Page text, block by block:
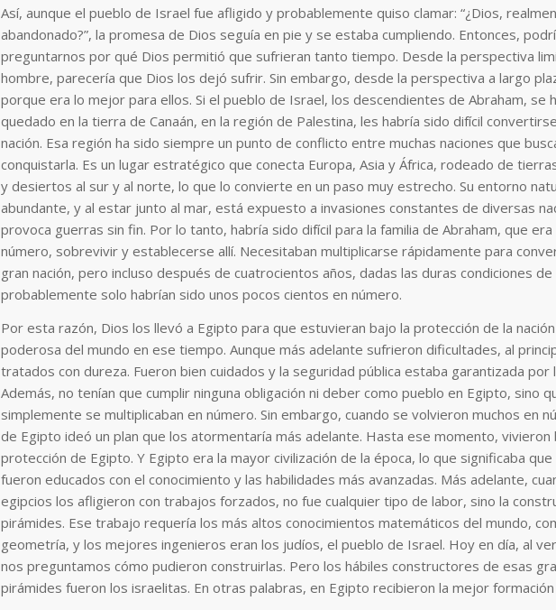
Así, aunque el pueblo de Israel fue afligido y probablemente quiso clamar: “¿Dios,
abandonado?”, la promesa de Dios seguía en pie y se estaba cumpliendo. Entonces,
preguntarnos por qué Dios permitió que sufrieran tanto tiempo. Desde la perspectiva
hombre, parecería que Dios los dejó sufrir. Sin embargo, desde la perspectiva a largo
porque era lo mejor para ellos. Si el pueblo de Israel, los descendientes de Abraham, se
quedado en la tierra de Canaán, en la región de Palestina, les habría sido difícil
nación. Esa región ha sido siempre un punto de conflicto entre muchas naciones que
conquistarla. Es un lugar estratégico que conecta Europa, Asia y África, rodeado de
y desiertos al sur y al norte, lo que lo convierte en un paso muy estrecho. Su entorno
abundante, y al estar junto al mar, está expuesto a invasiones constantes de diversas
provoca guerras sin fin. Por lo tanto, habría sido difícil para la familia de Abraham, que
número, sobrevivir y establecerse allí. Necesitaban multiplicarse rápidamente para
gran nación, pero incluso después de cuatrocientos años, dadas las duras condiciones de
probablemente solo habrían sido unos pocos cientos en número.
Por esta razón, Dios los llevó a Egipto para que estuvieran bajo la protección de la
poderosa del mundo en ese tiempo. Aunque más adelante sufrieron dificultades, al
tratados con dureza. Fueron bien cuidados y la seguridad pública estaba garantizada por
Además, no tenían que cumplir ninguna obligación ni deber como pueblo en Egipto, sino
simplemente se multiplicaban en número. Sin embargo, cuando se volvieron muchos en
de Egipto ideó un plan que los atormentaría más adelante. Hasta ese momento, vivieron
protección de Egipto. Y Egipto era la mayor civilización de la época, lo que significaba
fueron educados con el conocimiento y las habilidades más avanzadas. Más adelante,
egipcios los afligieron con trabajos forzados, no fue cualquier tipo de labor, sino la
pirámides. Ese trabajo requería los más altos conocimientos matemáticos del mundo,
geometría, y los mejores ingenieros eran los judíos, el pueblo de Israel. Hoy en día, al
nos preguntamos cómo pudieron construirlas. Pero los hábiles constructores de esas
pirámides fueron los israelitas. En otras palabras, en Egipto recibieron la mejor